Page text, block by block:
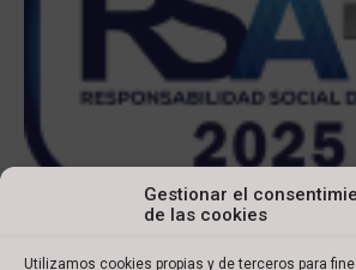
Gestionar el
de las cookies
Utilizamos cookies propias y de terceros para